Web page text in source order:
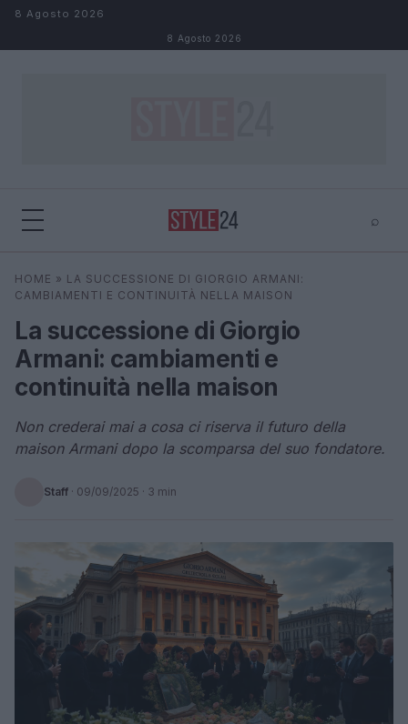
Salta al contenuto
8 Agosto 2026
8 Agosto 2026
⌕
Cerca
HOME » LA SUCCESSIONE DI GIORGIO ARMANI:
CAMBIAMENTI E CONTINUITÀ NELLA MAISON
La successione di Giorgio
Armani: cambiamenti e
continuità nella maison
Non crederai mai a cosa ci riserva il futuro della
maison Armani dopo la scomparsa del suo fondatore.
Staff · 09/09/2025 · 3 min